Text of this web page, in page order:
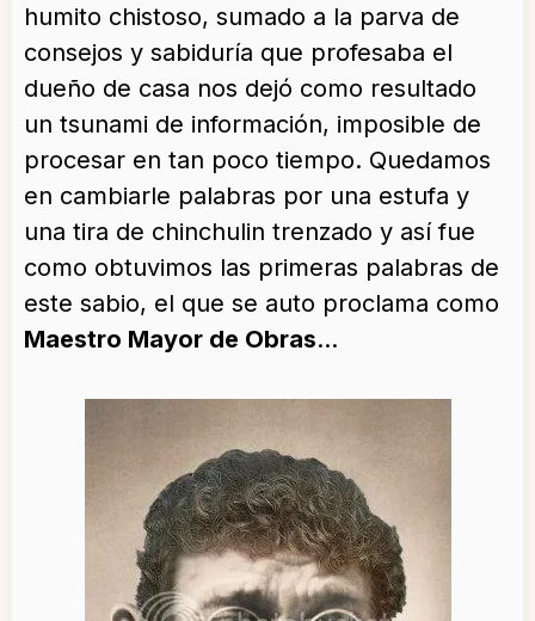
humito chistoso, sumado a la parva de
consejos y sabiduría que profesaba el
dueño de casa nos dejó como resultado
un tsunami de información, imposible de
procesar en tan poco tiempo. Quedamos
en cambiarle palabras por una estufa y
una tira de chinchulin trenzado y así fue
como obtuvimos las primeras palabras de
este sabio, el que se auto proclama como
Maestro Mayor de Obras…